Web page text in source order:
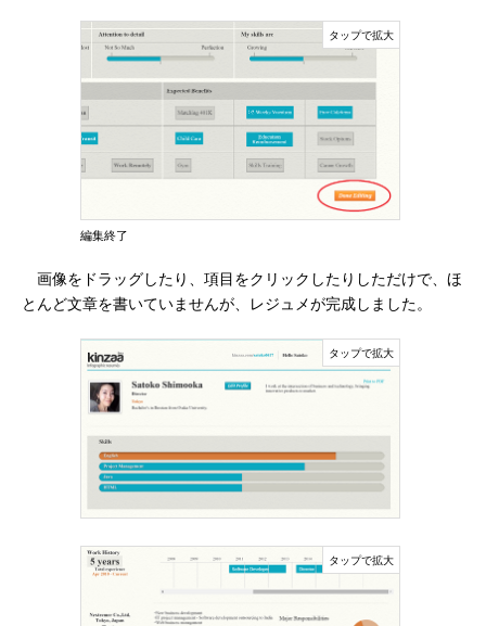
編集終了
画像をドラッグしたり、項目をクリックしたりしただけで、ほ
とんど文章を書いていませんが、レジュメが完成しました。